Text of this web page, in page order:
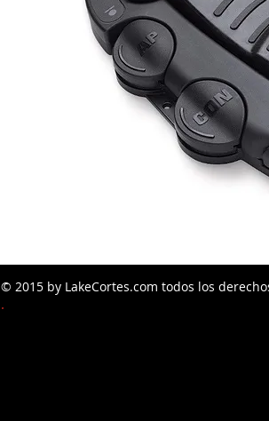
© 2015 by LakeCortes.com todos los